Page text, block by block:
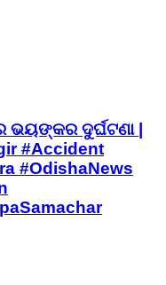
ଭୟଙ୍କର ଦୁର୍ଘଟଣା |
#Accident
#OdishaNews